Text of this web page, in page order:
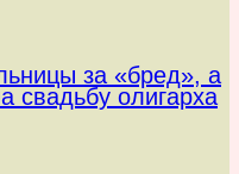
за «бред», а
свадьбу олигарха